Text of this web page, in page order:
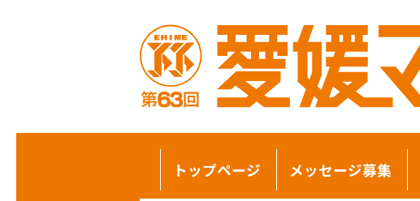
トップページ メッセージ募集